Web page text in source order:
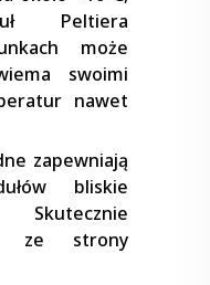
Peltiera
może
swoimi
nawet
zapewniają
bliskie
ze strony